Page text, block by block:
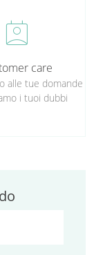
perm_contact_calendar
care
alle tue domande
i tuoi dubbi